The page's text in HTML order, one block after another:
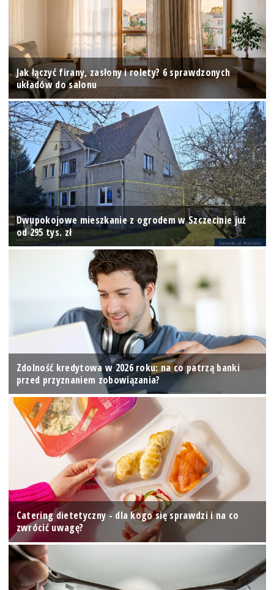
Jak łączyć firany, zasłony i rolety? 6 sprawdzonych
układów do salonu
Dwupokojowe mieszkanie z ogrodem w Szczecinie już
od 295 tys. zł
Zdolność kredytowa w 2026 roku: na co patrzą banki
przed przyznaniem zobowiązania?
Catering dietetyczny - dla kogo się sprawdzi i na co
zwrócić uwagę?